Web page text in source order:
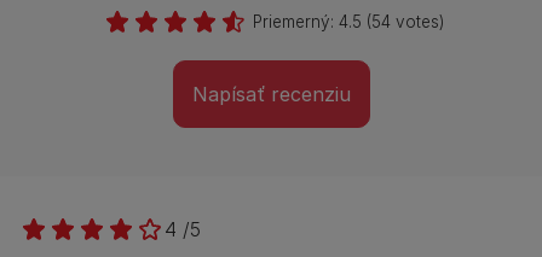
Priemerný: 4.5 (54 votes)
Napísať recenziu
4 /5